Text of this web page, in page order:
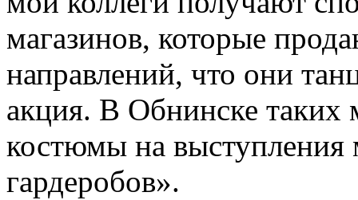
магазинов, которые
направлений, что они
акция. В Обнинске таких
костюмы на
гардеробов».